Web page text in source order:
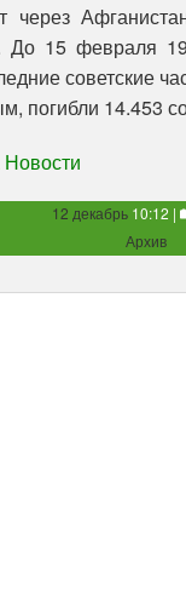
через
15 февраля
советские
погибли 14.453
12 декабрь 10:12 |
Архив